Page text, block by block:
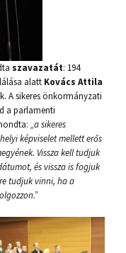
szavazatát: 194
alatt Kovács Attila
A sikeres önkormányzati
a parlamenti
„a sikeres
képviselet mellett erős
Vissza kell tudjuk
és vissza is fogjuk
tudjuk vinni, ha a